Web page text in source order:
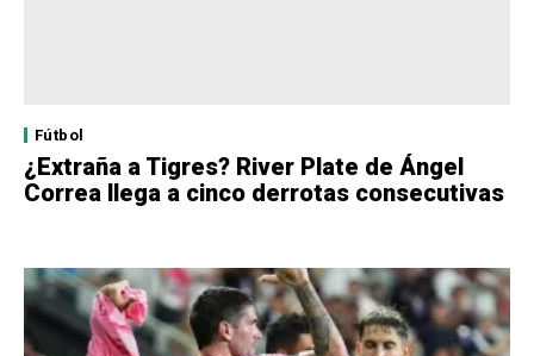
Fútbol
¿Extraña a Tigres? River Plate de Ángel
Correa llega a cinco derrotas consecutivas